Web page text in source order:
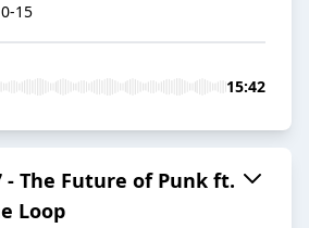
15
15:42
- The Future of Punk ft.
Loop